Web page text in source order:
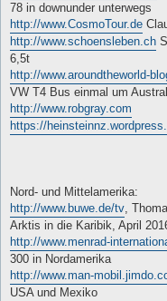
78 in downunder unterwegs
http://www.CosmoTour.de
http://www.schoensleben.ch
6,5t
http://www.aroundtheworld-
VW T4 Bus einmal um
http://www.robgray.com
https://
Nord- und Mittelamerika:
http://www.buwe.de/tv,
Arktis in die Karibik, April
http://www.menrad-
300 in Nordamerika
http://www.man-
USA und Mexiko